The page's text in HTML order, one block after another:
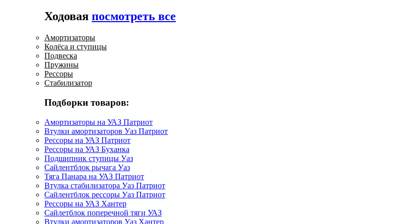
Ходовая посмотреть все
Амортизаторы
Колёса и ступицы
Подвеска
Пружины
Рессоры
Стабилизатор
Подборки товаров:
Амортизаторы на УАЗ Патриот
Втулки амортизаторов Уаз Патриот
Рессоры на УАЗ Патриот
Рессоры на УАЗ Буханка
Подшипник ступицы Уаз
Сайлентблок рычага Уаз
Тяга Панара на УАЗ Патриот
Втулка стабилизатора Уаз Патриот
Сайлентблок рессоры Уаз Патриот
Рессоры на УАЗ Хантер
Сайлетблок поперечной тяги УАЗ
Втулки амортизаторов Уаз Хантер